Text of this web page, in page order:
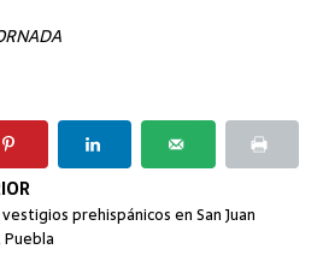
prehispánicos en San Juan